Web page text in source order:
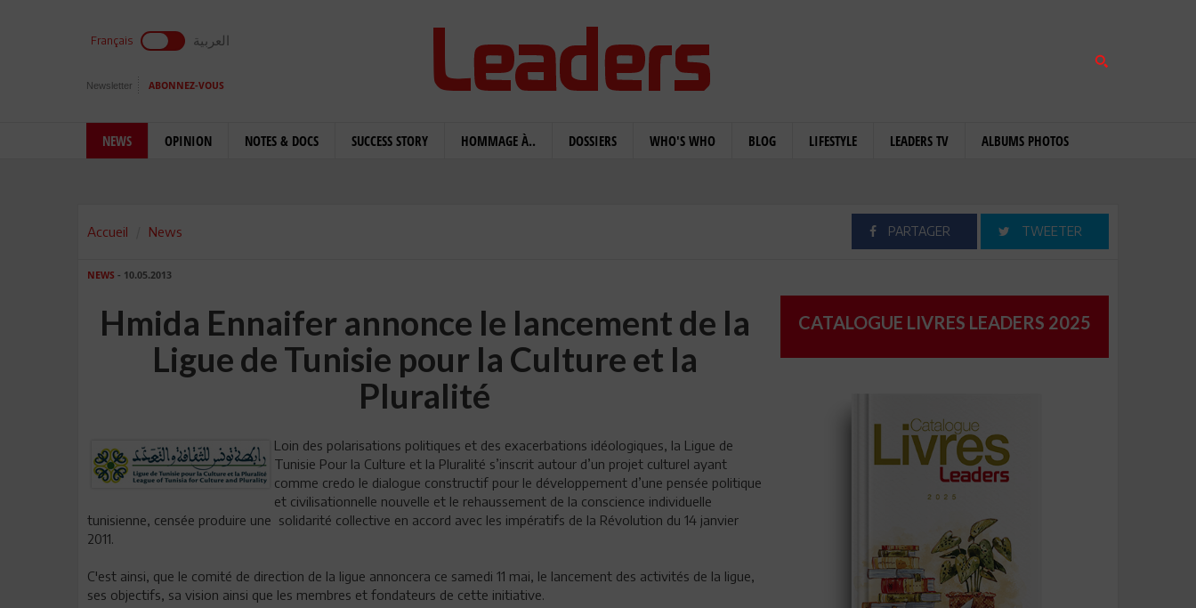
Français العربية
Newsletter ABONNEZ-VOUS
NEWS OPINION NOTES & DOCS SUCCESS STORY HOMMAGE À.. DOSSIERS WHO'S WHO BLOG LIFESTYLE LEADERS TV ALBUMS PHOTOS
Accueil News PARTAGER TWEETER
NEWS - 10.05.2013
Hmida Ennaifer annonce le lancement de la
Ligue de Tunisie pour la Culture et la
Pluralité
Loin des polarisations politiques et des exacerbations idéologiques, la Ligue de
Tunisie Pour la Culture et la Pluralité s’inscrit autour d’un projet culturel ayant
comme credo le dialogue constructif pour le développement d’une pensée politique
et civilisationnelle nouvelle et le rehaussement de la conscience individuelle
tunisienne, censée produire une solidarité collective en accord avec les impératifs de la Révolution du 14 janvier
2011.
C'est ainsi, que le comité de direction de la ligue annoncera ce samedi 11 mai, le lancement des activités de la ligue,
ses objectifs, sa vision ainsi que les membres et fondateurs de cette initiative.
CATALOGUE LIVRES LEADERS 2025